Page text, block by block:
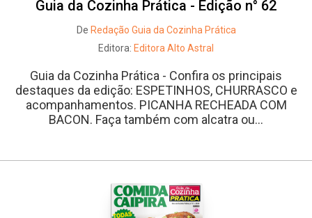
Guia da Cozinha Prática - Edição n° 62
De Redação Guia da Cozinha Prática
Editora: Editora Alto Astral
Guia da Cozinha Prática - Confira os principais
destaques da edição: ESPETINHOS, CHURRASCO e
acompanhamentos. PICANHA RECHEADA COM
BACON. Faça também com alcatra ou...